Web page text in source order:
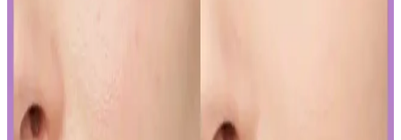
reaksiyonlar görülebilir.
Yapay Zeka ile Kozmetik Sektöründe Yenilikler ve